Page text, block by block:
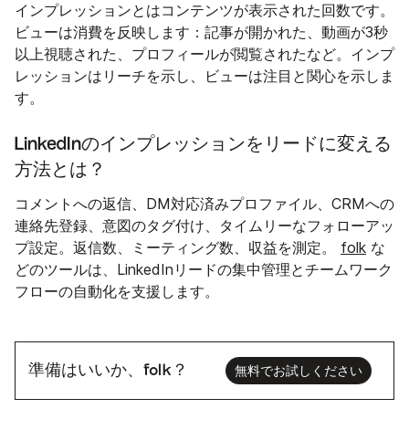
インプレッションとはコンテンツが表示された回数です。
ビューは消費を反映します：記事が開かれた、動画が3秒
以上視聴された、プロフィールが閲覧されたなど。インプ
レッションはリーチを示し、ビューは注目と関心を示しま
す。
LinkedInのインプレッションをリードに変える
方法とは？
コメントへの返信、DM対応済みプロファイル、CRMへの
連絡先登録、意図のタグ付け、タイムリーなフォローアッ
プ設定。返信数、ミーティング数、収益を測定。 folk な
どのツールは、LinkedInリードの集中管理とチームワーク
フローの自動化を支援します。
準備はいいか、folk？ 無料でお試しください